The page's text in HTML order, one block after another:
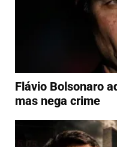
Flávio Bolsonaro
mas nega crime